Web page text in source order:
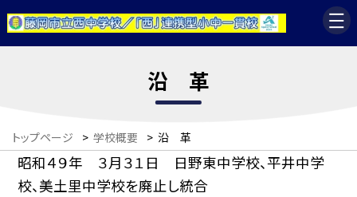
沿 革
トップページ > 学校概要 > 沿 革
昭和４９年 ３月３１日 日野東中学校、平井中学
校、美土里中学校を廃止し統合